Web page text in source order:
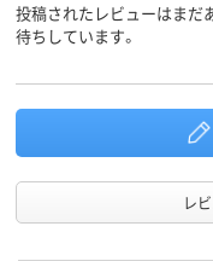
投稿されたレビューはまだ
待ちしています。
レ